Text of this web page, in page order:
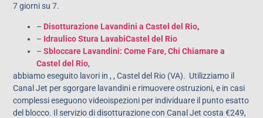
7 giorni su 7.
– Disotturazione Lavandini a Castel del Rio,
– Idraulico Stura LavabiCastel del Rio
–Sbloccare Lavandini: Come Fare, Chi Chiamare a
Castel del Rio,
abbiamo eseguito lavori in , , Castel del Rio (VA). Utilizziamo il
Canal Jet per sgorgare lavandini e rimuovere ostruzioni, e in casi
complessi eseguono videoispezioni per individuare il punto esatto
del blocco. Il servizio di disotturazione con Canal Jet costa €249,